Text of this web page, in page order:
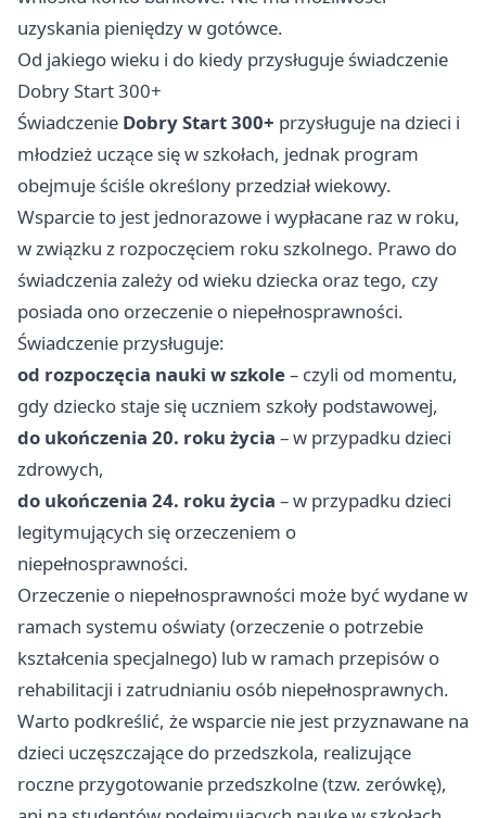
uzyskania pieniędzy w gotówce.
Od jakiego wieku i do kiedy przysługuje świadczenie
Dobry Start 300+
Świadczenie Dobry Start 300+ przysługuje na dzieci i
młodzież uczące się w szkołach, jednak program
obejmuje ściśle określony przedział wiekowy.
Wsparcie to jest jednorazowe i wypłacane raz w roku,
w związku z rozpoczęciem roku szkolnego. Prawo do
świadczenia zależy od wieku dziecka oraz tego, czy
posiada ono orzeczenie o niepełnosprawności.
Świadczenie przysługuje:
od rozpoczęcia nauki w szkole– czyli od momentu,
gdy dziecko staje się uczniem szkoły podstawowej,
do ukończenia 20. roku życia – w przypadku dzieci
zdrowych,
do ukończenia 24. roku życia – w przypadku dzieci
legitymujących się orzeczeniem o
niepełnosprawności.
Orzeczenie o niepełnosprawności może być wydane w
ramach systemu oświaty (orzeczenie o potrzebie
kształcenia specjalnego) lub w ramach przepisów o
rehabilitacji i zatrudnianiu osób niepełnosprawnych.
Warto podkreślić, że wsparcie nie jest przyznawane na
dzieci uczęszczające do przedszkola, realizujące
roczne przygotowanie przedszkolne (tzw. zerówkę),